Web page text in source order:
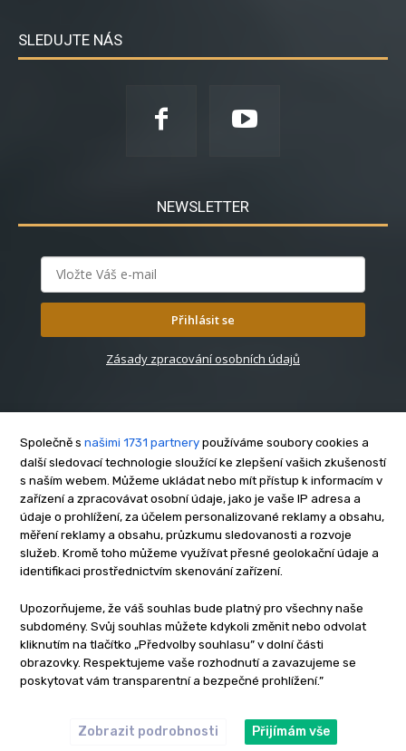
SLEDUJTE NÁS
NEWSLETTER
Přihlásit se
Zásady zpracování osobních údajů
O nás
Kontakt
Reklama
Zásady soukromí
Privacy policy
Cookies
Etický kodex
Redakce
Copyright © www.inrybar.cz 2013 - 2026 | Na veškerý materiál,
Společně s našimi 1731 partnery používáme soubory cookies a
další sledovací technologie sloužící ke zlepšení vašich zkušeností
s naším webem. Můžeme ukládat nebo mít přístup k informacím v
zařízení a zpracovávat osobní údaje, jako je vaše IP adresa a
údaje o prohlížení, za účelem personalizované reklamy a obsahu,
měření reklamy a obsahu, průzkumu sledovanosti a rozvoje
služeb. Kromě toho můžeme využívat přesné geolokační údaje a
identifikaci prostřednictvím skenování zařízení.
Upozorňujeme, že váš souhlas bude platný pro všechny naše
subdomény. Svůj souhlas můžete kdykoli změnit nebo odvolat
kliknutím na tlačítko „Předvolby souhlasu” v dolní části
obrazovky. Respektujeme vaše rozhodnutí a zavazujeme se
poskytovat vám transparentní a bezpečné prohlížení.”
Zobrazit podrobnosti Přijímám vše